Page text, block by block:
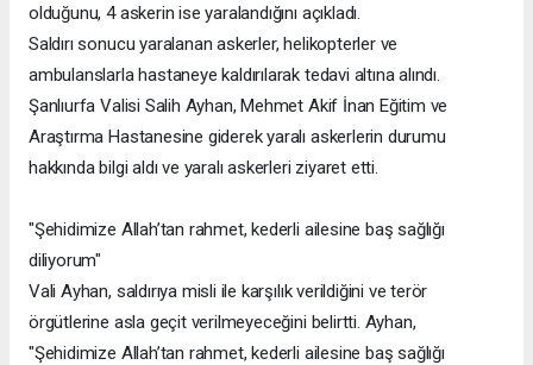
olduğunu, 4 askerin ise yaralandığını açıkladı.
Saldırı sonucu yaralanan askerler, helikopterler ve
ambulanslarla hastaneye kaldırılarak tedavi altına alındı.
Şanlıurfa Valisi Salih Ayhan, Mehmet Akif İnan Eğitim ve
Araştırma Hastanesine giderek yaralı askerlerin durumu
hakkında bilgi aldı ve yaralı askerleri ziyaret etti.
"Şehidimize Allah’tan rahmet, kederli ailesine baş sağlığı
diliyorum"
Vali Ayhan, saldırıya misli ile karşılık verildiğini ve terör
örgütlerine asla geçit verilmeyeceğini belirtti. Ayhan,
"Şehidimize Allah’tan rahmet, kederli ailesine baş sağlığı